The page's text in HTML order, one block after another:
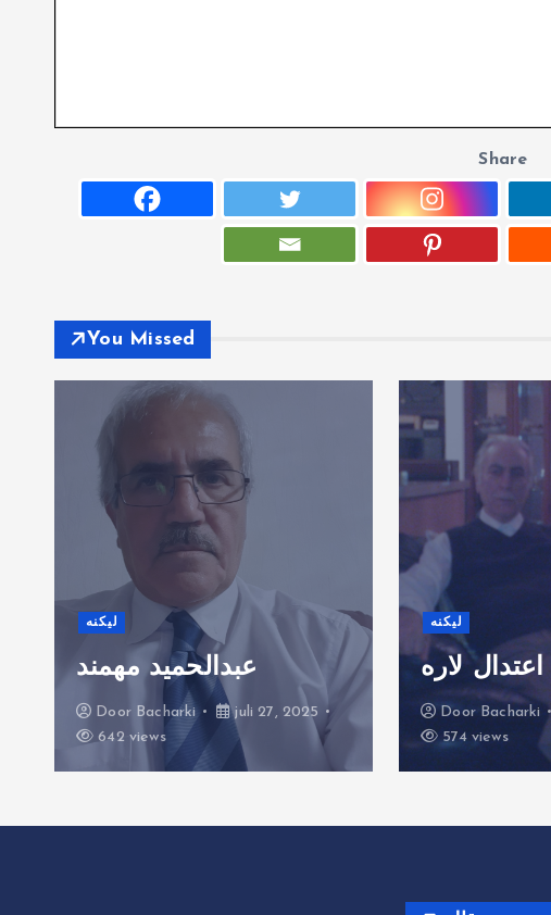
Share
You Missed
لیکنه
عبدالحمید مهمند
Door Bacharki
juli 27, 2025
642 views
لیکنه
اعتدال لاره
Door Bacharki
574 views